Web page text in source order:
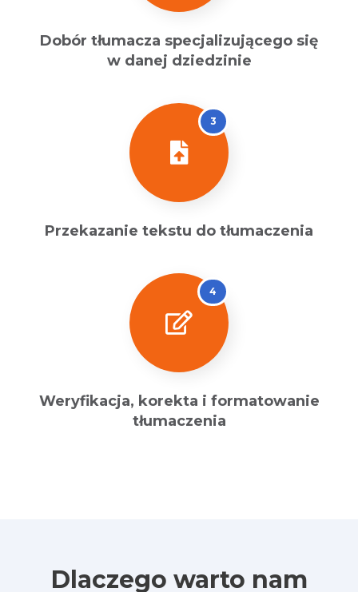
Dobór tłumacza specjalizującego się
w danej dziedzinie
3
Przekazanie tekstu do tłumaczenia
4
Weryfikacja, korekta i formatowanie
tłumaczenia
Dlaczego warto nam